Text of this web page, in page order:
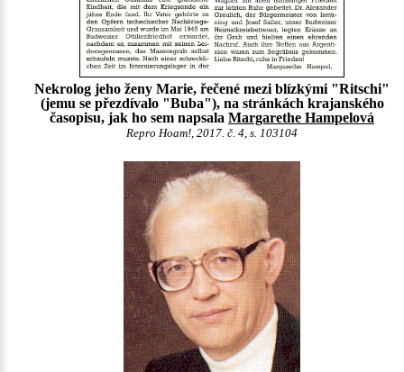
Nekrolog jeho ženy Marie, řečené mezi blízkými "Ritschi"
(jemu se přezdívalo "Buba"), na stránkách krajanského
časopisu, jak ho sem napsala Margarethe Hampelová
Repro Hoam!, 2017. č. 4, s. 103104